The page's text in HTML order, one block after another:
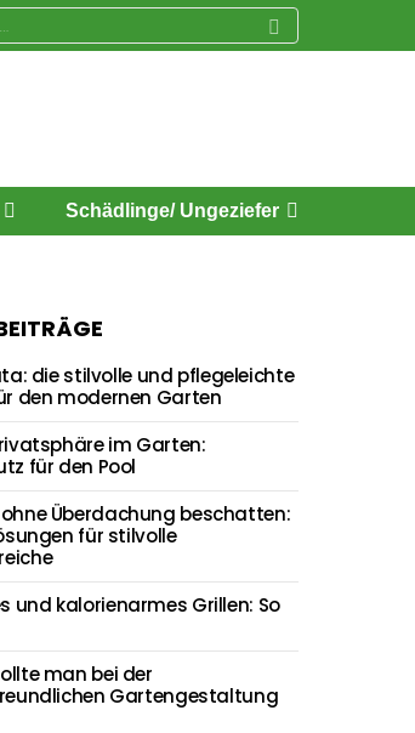
Schädlinge/ Ungeziefer
die stilvolle und pflegeleichte
den modernen Garten
im Garten:
für den Pool
Überdachung beschatten:
für stilvolle
und kalorienarmes Grillen: So
man bei der
Gartengestaltung